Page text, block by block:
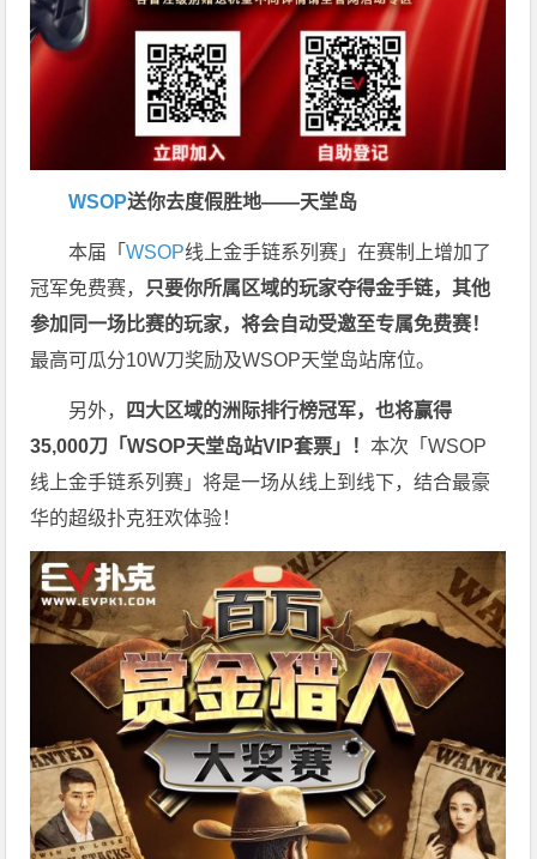
WSOP送你去度假胜地——天堂岛
本届「WSOP线上金手链系列赛」在赛制上增加了
冠军免费赛， 只要你所属区域的玩家夺得金手链，其他
参加同一场比赛的玩家，将会自动受邀至专属免费赛！
最高可瓜分10W刀奖励及WSOP天堂岛站席位。
另外，
四大区域的洲际排行榜冠军，也将赢得
35,000刀「WSOP天堂岛站VIP套票」！本次「WSOP
线上金手链系列赛」将是一场从线上到线下，结合最豪
华的超级扑克狂欢体验！